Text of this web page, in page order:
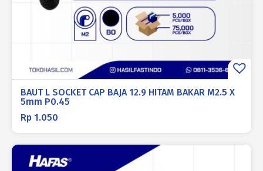
BAUT L SOCKET CAP BAJA 12.9 HITAM BAKAR M2.5 X
5mm P0.45
Rp 1.050